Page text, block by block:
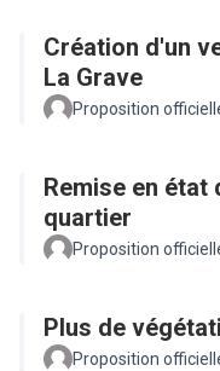
Création d'un
La Grave
Proposition
Remise en état
quartier
Proposition
Plus de
Proposition